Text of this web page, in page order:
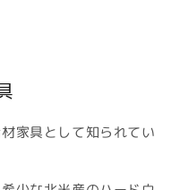
家具として知られてい